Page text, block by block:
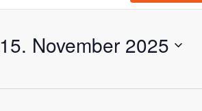
15. November 2025